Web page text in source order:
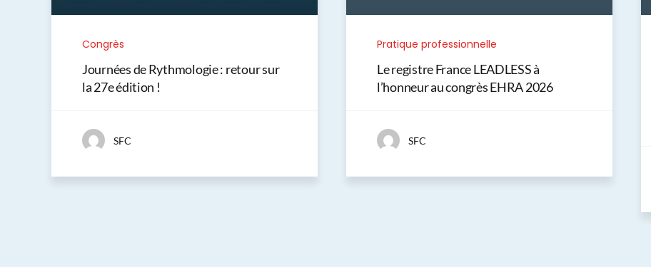
Congrès
Journées de Rythmologie : retour sur
la 27e édition !
SFC
Pratique professionnelle
Le registre France LEADLESS à
l’honneur au congrès EHRA 2026
SFC